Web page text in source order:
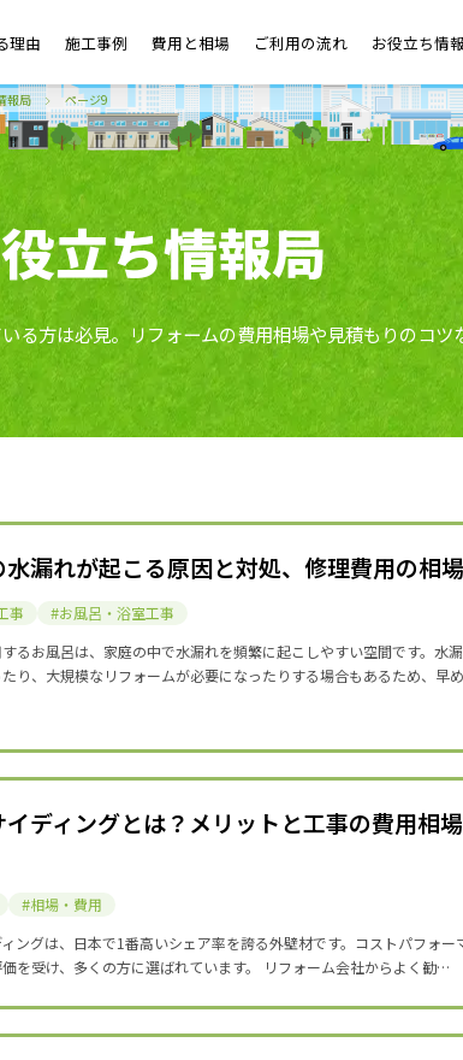
理由 施工事例 費用と相場 ご利用の流れ お役立ち情
報局 ページ9
立ち情報局
る方は必見。リフォームの費用相場や見積もりのコツ
水漏れが起こる原因と対処、修理費用の相
事
お風呂・浴室工事
るお風呂は、家庭の中で水漏れを頻繁に起こしやすい空間です。水
り、大規模なリフォームが必要になったりする場合もあるため、早
イディングとは？メリットと工事の費用相
相場・費用
ングは、日本で1番高いシェア率を誇る外壁材です。コストパフォー
を受け、多くの方に選ばれています。 リフォーム会社からよく勧…